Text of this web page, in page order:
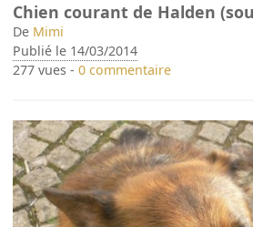
Chien courant de Halden
De Mimi
Publié le 14/03/2014
277 vues -0 commentaire